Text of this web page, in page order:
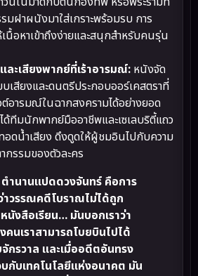
มฝาผนังมาใส่เกราะพร้อมรบ การ
นื้อหาเข้าถึงง่ายและสนุกสำหรับคนรุ่น
ละเสียงพากย์ที่เร้าอารมณ์: หนังจัด
บเสียงและดนตรีประกอบออร์เคสตราที่
อารมณ์ในฉากสงครามได้อย่างยอด
ทีมนักพากย์มืออาชีพและเซเลบริตี้แถว
อดน้ำเสียง ดึงดูดให้ผู้ชมอินไปกับความ
กรรมของตัวละคร
ำนานแปดดวงจันทร์ คือการ
าวรรณคดีโบราณไม่ได้ถูก
นังสือเรียน… มันบอกเราว่า
นเราสามารถโบยบินไปได้
กรวาล และเมื่ออดีตอันทรง
กับเทคโนโลยีแห่งอนาคต มัน